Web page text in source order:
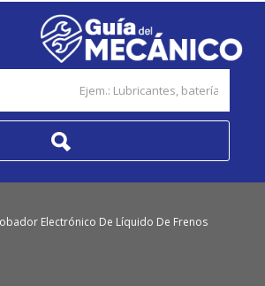
Electrónico De Líquido De Frenos